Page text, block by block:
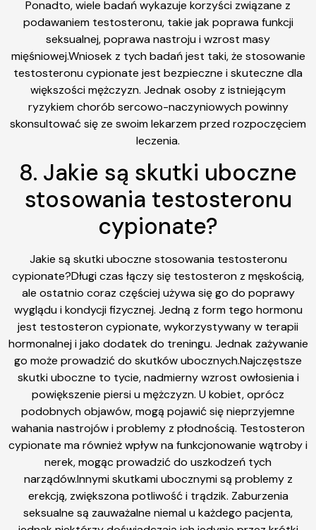
Ponadto, wiele badań wykazuje korzyści związane z
podawaniem testosteronu, takie jak poprawa funkcji
seksualnej, poprawa nastroju i wzrost masy
mięśniowej.Wniosek z tych badań jest taki, że stosowanie
testosteronu cypionate jest bezpieczne i skuteczne dla
większości mężczyzn. Jednak osoby z istniejącym
ryzykiem chorób sercowo-naczyniowych powinny
skonsultować się ze swoim lekarzem przed rozpoczęciem
leczenia.
8. Jakie są skutki uboczne
stosowania testosteronu
cypionate?
Jakie są skutki uboczne stosowania testosteronu
cypionate?Długi czas łączy się testosteron z męskością,
ale ostatnio coraz częściej używa się go do poprawy
wyglądu i kondycji fizycznej. Jedną z form tego hormonu
jest testosteron cypionate, wykorzystywany w terapii
hormonalnej i jako dodatek do treningu. Jednak zażywanie
go może prowadzić do skutków ubocznych.Najczęstsze
skutki uboczne to tycie, nadmierny wzrost owłosienia i
powiększenie piersi u mężczyzn. U kobiet, oprócz
podobnych objawów, mogą pojawić się nieprzyjemne
wahania nastrojów i problemy z płodnością. Testosteron
cypionate ma również wpływ na funkcjonowanie wątroby i
nerek, mogąc prowadzić do uszkodzeń tych
narządów.Innymi skutkami ubocznymi są problemy z
erekcją, zwiększona potliwość i trądzik. Zaburzenia
seksualne są zauważalne niemal u każdego pacjenta,